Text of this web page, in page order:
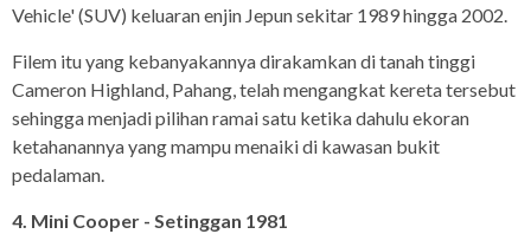
Vehicle' (SUV) keluaran enjin Jepun sekitar 1989 hingga 2002.
Filem itu yang kebanyakannya dirakamkan di tanah tinggi
Cameron Highland, Pahang, telah mengangkat kereta tersebut
sehingga menjadi pilihan ramai satu ketika dahulu ekoran
ketahanannya yang mampu menaiki di kawasan bukit
pedalaman.
4. Mini Cooper - Setinggan 1981